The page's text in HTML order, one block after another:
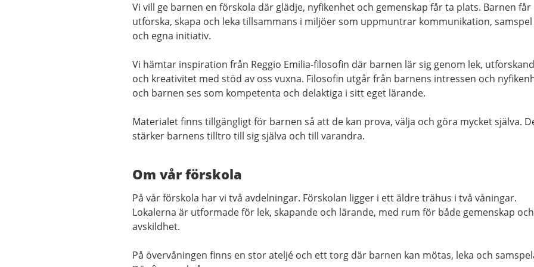
Vi vill ge barnen en förskola där glädje, nyfikenhet och gemenskap får ta plats. Barnen får
utforska, skapa och leka tillsammans i miljöer som uppmuntrar kommunikation, samspel
och egna initiativ.
Vi hämtar inspiration från Reggio Emilia-filosofin där barnen lär sig genom lek,
och kreativitet med stöd av oss vuxna. Filosofin utgår från barnens intressen och
och barnen ses som kompetenta och delaktiga i sitt eget lärande.
Materialet finns tillgängligt för barnen så att de kan prova, välja och göra mycket själva.
stärker barnens tilltro till sig själva och till varandra.
Om vår förskola
På vår förskola har vi två avdelningar. Förskolan ligger i ett äldre trähus i två våningar.
Lokalerna är utformade för lek, skapande och lärande, med rum för både gemenskap och
avskildhet.
På övervåningen finns en stor ateljé och ett torg där barnen kan mötas, leka och